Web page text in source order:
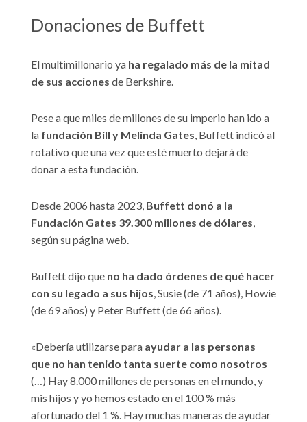
Donaciones de Buffett
El multimillonario ya ha regalado más de la mitad
de sus acciones de Berkshire.
Pese a que miles de millones de su imperio han ido a
la fundación Bill y Melinda Gates, Buffett indicó al
rotativo que una vez que esté muerto dejará de
donar a esta fundación.
Desde 2006 hasta 2023, Buffett donó a la
Fundación Gates 39.300 millones de dólares,
según su página web.
Buffett dijo que no ha dado órdenes de qué hacer
con su legado a sus hijos, Susie (de 71 años), Howie
(de 69 años) y Peter Buffett (de 66 años).
«Debería utilizarse para ayudar a las personas
que no han tenido tanta suerte como nosotros
(…) Hay 8.000 millones de personas en el mundo, y
mis hijos y yo hemos estado en el 100 % más
afortunado del 1 %. Hay muchas maneras de ayudar